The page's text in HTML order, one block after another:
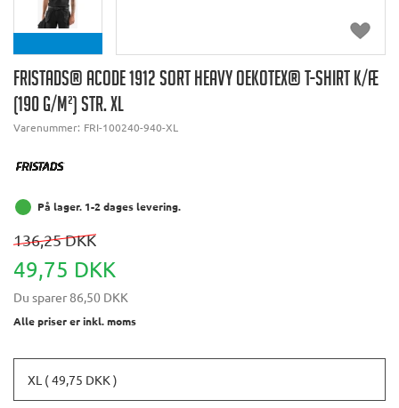
FRISTADS® ACODE 1912 SORT HEAVY OEKOTEX® T-SHIRT K/Æ
(190 G/M²) STR. XL
Varenummer: FRI-100240-940-XL
På lager. 1-2 dages levering.
136,25 DKK
49,75 DKK
Du sparer86,50 DKK
Alle priser er inkl. moms
XL ( 49,75 DKK )